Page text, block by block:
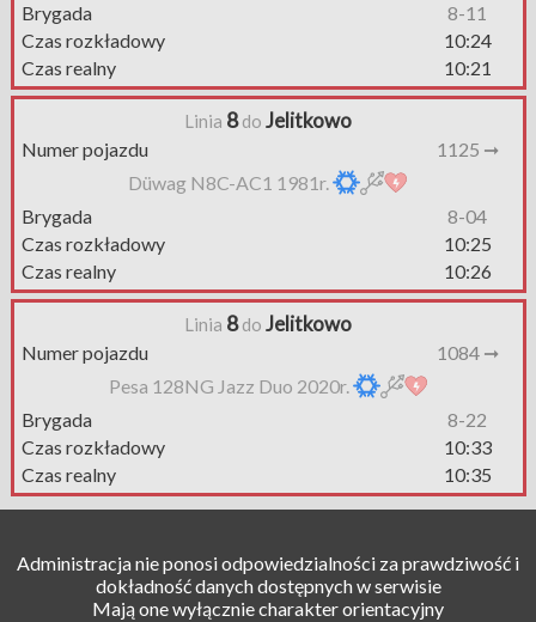
Brygada
8-11
Czas rozkładowy
10:24
Czas realny
10:21
Linia 8do Jelitkowo
Numer pojazdu
1125 ➞
Düwag N8C-AC1 1981r.
Brygada
8-04
Czas rozkładowy
10:25
Czas realny
10:26
Linia 8do Jelitkowo
Numer pojazdu
1084 ➞
Pesa 128NG Jazz Duo 2020r.
Brygada
8-22
Czas rozkładowy
10:33
Czas realny
10:35
Administracja nie ponosi odpowiedzialności za prawdziwość i
dokładność danych dostępnych w serwisie
Mają one wyłącznie charakter orientacyjny